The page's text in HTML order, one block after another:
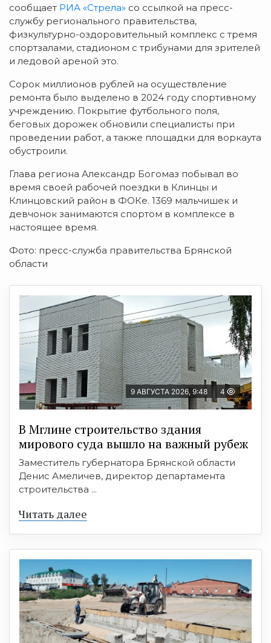
сообщает РИА «Стрела» со ссылкой на пресс-
службу регионального правительства,
физкультурно-оздоровительный комплекс с тремя
спортзалами, стадионом с трибунами для зрителей
и ледовой ареной это.
Сорок миллионов рублей на осуществление
ремонта было выделено в 2024 году спортивному
учреждению. Покрытие футбольного поля,
беговых дорожек обновили специалисты при
проведении работ, а также площадки для воркаута
обустроили.
Глава региона Александр Богомаз побывал во
время своей рабочей поездки в Клинцы и
Клинцовский район в ФОКе. 1369 мальчишек и
девчонок занимаются спортом в комплексе в
настоящее время.
Фото: пресс-служба правительства Брянской
области
9 АВГУСТА 2026, 9:48 4
В Мглине строительство здания
мирового суда вышло на важный рубеж
Заместитель губернатора Брянской области
Денис Амеличев, директор департамента
строительства ...
Читать далее